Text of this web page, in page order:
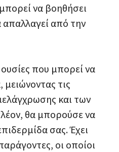
μπορεί να βοηθήσει
από την
που μπορεί να
τις
και των
θα μπορούσε να
σας. Έχει
οι οποίοι